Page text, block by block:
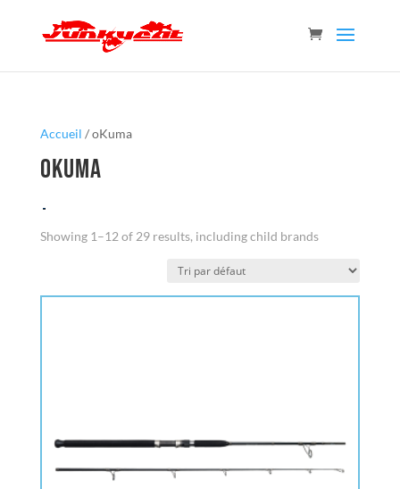
Accueil / oKuma
oKuma
Showing 1–12 of 29 results, including child brands